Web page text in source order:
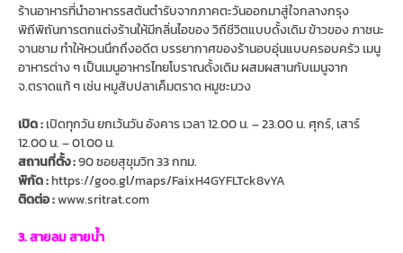
ร้านอาหารที่นำอาหารรสต้นตำรับจากภาคตะวันออกมาสู่ใจกลางกรุง
พิถีพิถันการตกแต่งร้านให้มีกลิ่นไอของ วิถีชีวิตแบบดั้งเดิม ข้าวของ ภาชนะ
จานชาม ทำให้หวนนึกถึงอดีต บรรยากาศของร้านอบอุ่นแบบครอบครัว เมนู
อาหารต่าง ๆ เป็นเมนูอาหารไทยโบราณดั้งเดิม ผสมผสานกับเมนูจาก
จ.ตราดแท้ ๆ เช่น หมูสับปลาเค็มตราด หมูชะมวง
เปิด : เปิดทุกวัน ยกเว้นวัน อังคาร เวลา 12.00 น. – 23.00 น. ศุกร์, เสาร์
12.00 น. – 01.00 น.
สถานที่ตั้ง :90 ซอยสุขุมวิท 33 กทม.
พิกัด : https://goo.gl/maps/FaixH4GYFLTck8vYA
ติดต่อ :www.sritrat.com
3. สายลม สายน้ำ